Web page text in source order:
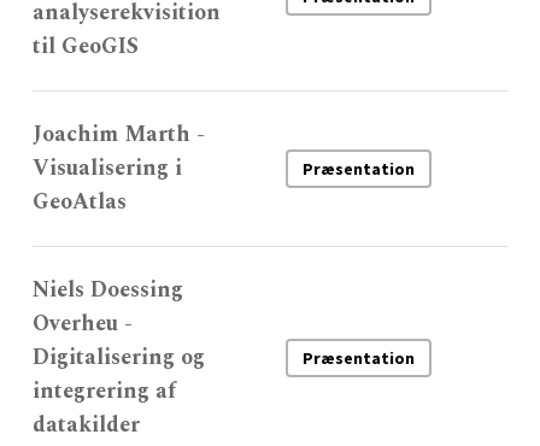
analyserekvisition
til GeoGIS
Joachim Marth -
Visualisering i
GeoAtlas
Præsentation
Niels Doessing
Overheu -
Digitalisering og
integrering af
datakilder
Præsentation